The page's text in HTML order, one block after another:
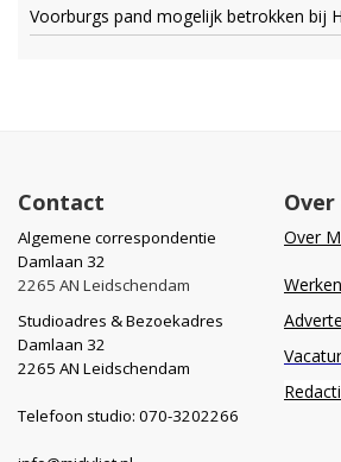
Voorburgs pand mogelijk betrokken bij
Contact
Algemene correspondentie
Damlaan 32
2265 AN Leidschendam
Studioadres & Bezoekadres
Damlaan 32
2265 AN Leidschendam
Telefoon studio: 070-3202266
Over
Over